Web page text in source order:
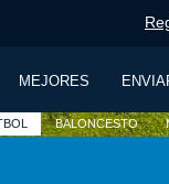
MEJORES
BALONCESTO